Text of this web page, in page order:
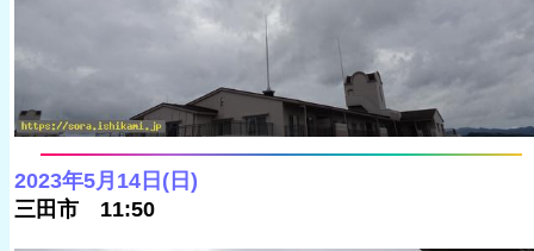
2023年5月14日(日)
三田市 11:50